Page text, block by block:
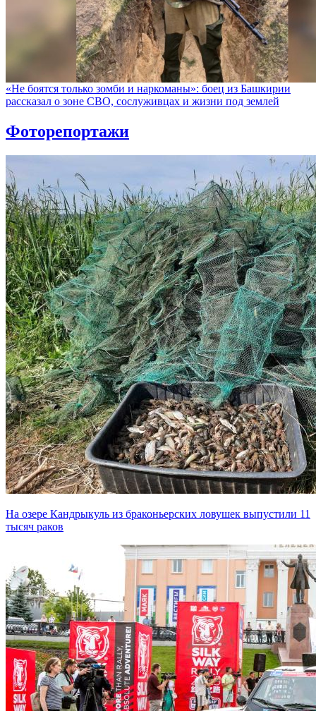
«Не боятся только зомби и наркоманы»: боец из Башкирии
рассказал о зоне СВО, сослуживцах и жизни под землей
Фоторепортажи
На озере Кандрыкуль из браконьерских ловушек выпустили 11
тысяч раков